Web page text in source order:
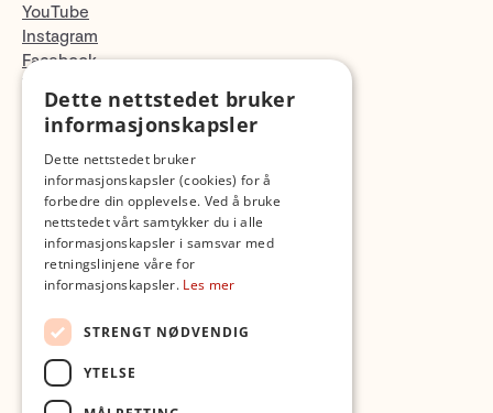
YouTube
Instagram
Facebook
TikTok
Fotopodden
Med forbehold om skrive- og lagerfeil
Dette nettstedet bruker
informasjonskapsler
Dette nettstedet bruker
informasjonskapsler (cookies) for å
forbedre din opplevelse. Ved å bruke
nettstedet vårt samtykker du i alle
informasjonskapsler i samsvar med
retningslinjene våre for
informasjonskapsler. Les mer
STRENGT NØDVENDIG
YTELSE